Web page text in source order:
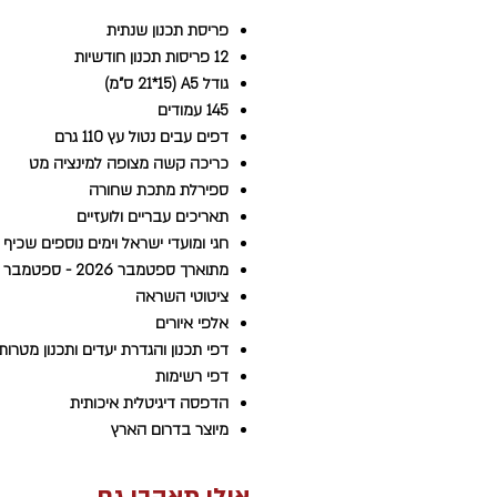
100% ישראלי - מעוצב ומודפס בישראל
מוצר זה נכלל גם במארזים:
Crazy Cherry
מוצר זה נכלל גםבבאנדל JOY
- שני
לך ואחד לבסטי
פריסת תכנון שנתית
12 פריסות תכנון חודשיות
גודל A5 (21*15 ס"מ)
145 עמודים
דפים עבים נטול עץ 110 גרם
כריכה קשה מצופה למינציה מט
ספירלת מתכת שחורה
תאריכים עבריים ולועזיים
חגי ומועדי ישראל וימים נוספים שכיף
מתוארך ספטמבר 2026 - ספטמבר 2027
ציטוטי השראה
אלפי איורים
דפי תכנון והגדרת יעדים ותכנון
דפי רשימות
הדפסה דיגיטלית איכותית
מיוצר בדרום הארץ